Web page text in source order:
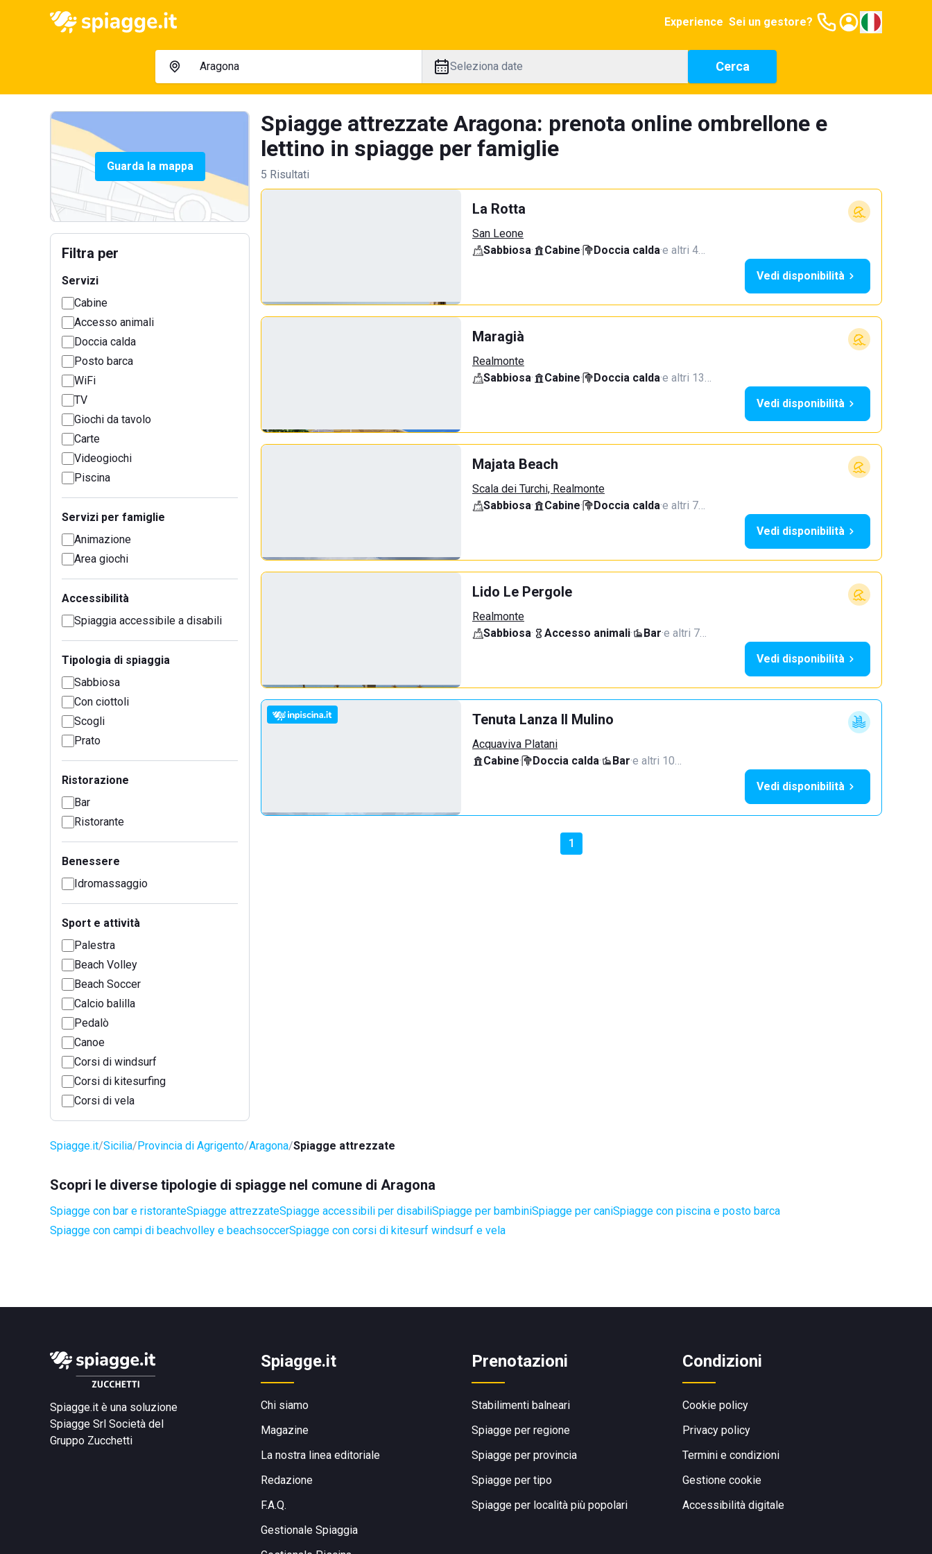
Experience Sei un gestore?
Seleziona date Cerca
Guarda la mappa
Filtra per
Servizi
Cabine
Accesso animali
Doccia calda
Posto barca
WiFi
TV
Giochi da tavolo
Carte
Videogiochi
Piscina
Servizi per famiglie
Animazione
Area giochi
Accessibilità
Spiaggia accessibile a disabili
Tipologia di spiaggia
Sabbiosa
Con ciottoli
Scogli
Prato
Ristorazione
Bar
Ristorante
Benessere
Idromassaggio
Sport e attività
Palestra
Beach Volley
Beach Soccer
Calcio balilla
Pedalò
Canoe
Corsi di windsurf
Corsi di kitesurfing
Corsi di vela
Spiagge attrezzate Aragona: prenota online ombrellone e
lettino in spiagge per famiglie
5 Risultati
La Rotta
San Leone
Sabbiosa· Cabine· Doccia calda·e altri 4…
Vedi disponibilità
Maragià
Realmonte
Sabbiosa· Cabine· Doccia calda·e altri 13…
Vedi disponibilità
Majata Beach
Scala dei Turchi, Realmonte
Sabbiosa· Cabine· Doccia calda·e altri 7…
Vedi disponibilità
Lido Le Pergole
Realmonte
Sabbiosa· Accesso animali· Bar·e altri 7…
Vedi disponibilità
Tenuta Lanza Il Mulino
Acquaviva Platani
Cabine· Doccia calda· Bar·e altri 10…
Vedi disponibilità
1
Spiagge.it Sicilia Provincia di Agrigento Aragona Spiagge attrezzate
Scopri le diverse tipologie di spiagge nel comune di Aragona
Spiagge con bar e ristoranteSpiagge attrezzateSpiagge accessibili per disabiliSpiagge per bambiniSpiagge per caniSpiagge con piscina e posto barca
Spiagge con campi di beachvolley e beachsoccerSpiagge con corsi di kitesurf windsurf e vela
Spiagge.it è una soluzione
Spiagge Srl Società del
Gruppo Zucchetti
Spiagge.it
Chi siamo
Magazine
La nostra linea editoriale
Redazione
F.A.Q.
Gestionale Spiaggia
Prenotazioni
Stabilimenti balneari
Spiagge per regione
Spiagge per provincia
Spiagge per tipo
Spiagge per località più popolari
Condizioni
Cookie policy
Privacy policy
Termini e condizioni
Gestione cookie
Accessibilità digitale